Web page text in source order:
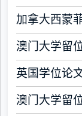
加拿大西蒙
澳门大学留
澳门大学留